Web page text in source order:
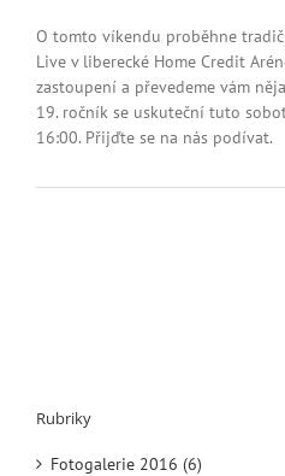
O tomto víkendu proběhne
Live v liberecké Home Credit
zastoupení a převedeme vám
19. ročník se uskuteční tuto
16:00. Přijďte se na nás podívat.
Rubriky
Fotogalerie 2016 (6)